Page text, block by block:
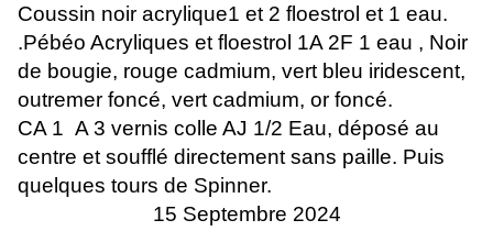
Coussin noir acrylique1 et 2 floestrol et 1 eau.
.Pébéo Acryliques et floestrol 1A 2F 1 eau , Noir
de bougie, rouge cadmium, vert bleu iridescent,
outremer foncé, vert cadmium, or foncé.
CA 1 A 3 vernis colle AJ 1/2 Eau, déposé au
centre et soufflé directement sans paille. Puis
quelques tours de Spinner.
15 Septembre 2024